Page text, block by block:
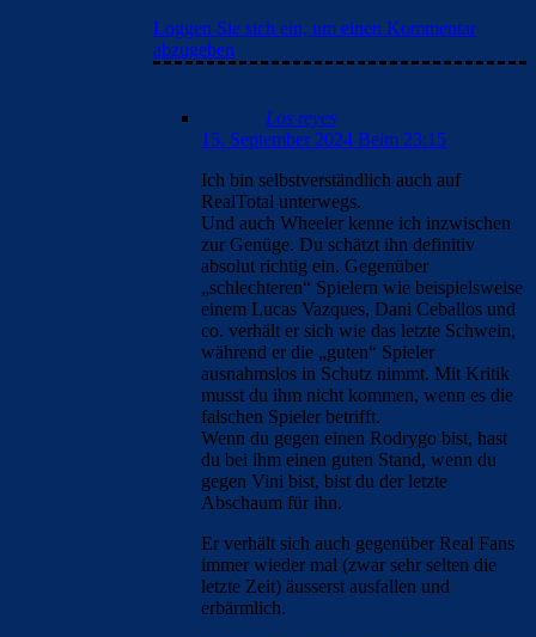
Loggen Sie sich ein, um einen Kommentar
abzugeben
Los reyes
15. September 2024 Beim 23:15
Ich bin selbstverständlich auch auf
RealTotal unterwegs.
Und auch Wheeler kenne ich inzwischen
zur Genüge. Du schätzt ihn definitiv
absolut richtig ein. Gegenüber
„schlechteren“ Spielern wie beispielsweise
einem Lucas Vazques, Dani Ceballos und
co. verhält er sich wie das letzte Schwein,
während er die „guten“ Spieler
ausnahmslos in Schutz nimmt. Mit Kritik
musst du ihm nicht kommen, wenn es die
falschen Spieler betrifft.
Wenn du gegen einen Rodrygo bist, hast
du bei ihm einen guten Stand, wenn du
gegen Vini bist, bist du der letzte
Abschaum für ihn.
Er verhält sich auch gegenüber Real Fans
immer wieder mal (zwar sehr selten die
letzte Zeit) äusserst ausfallen und
erbärmlich.